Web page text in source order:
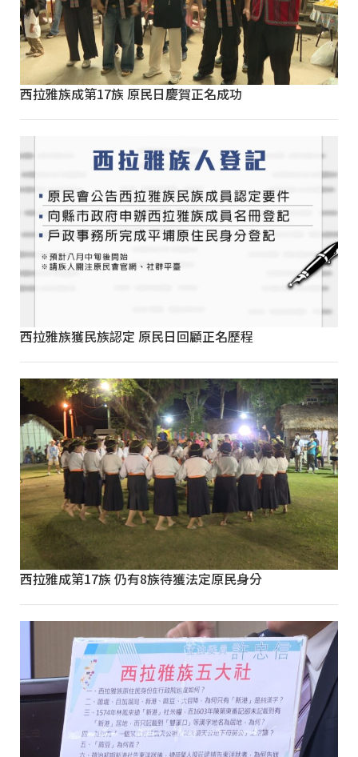
西拉雅族成第17族 原民日慶賀正名成功
西拉雅族獲民族認定 原民日回顧正名歷程
西拉雅成第17族 仍有8族待獲法定原民身分